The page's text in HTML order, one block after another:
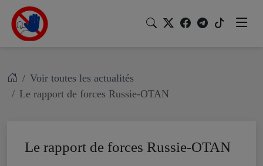
Voir toutes les actualités
Le rapport de forces Russie-OTAN
Le rapport de forces Russie-OTAN